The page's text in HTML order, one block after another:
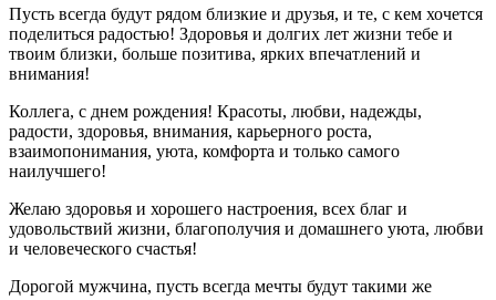
Пусть всегда будут рядом близкие и друзья, и те, с кем хочется
поделиться радостью! Здоровья и долгих лет жизни тебе и
твоим близки, больше позитива, ярких впечатлений и
внимания!
Коллега, с днем рождения! Красоты, любви, надежды,
радости, здоровья, внимания, карьерного роста,
взаимопонимания, уюта, комфорта и только самого
наилучшего!
Желаю здоровья и хорошего настроения, всех благ и
удовольствий жизни, благополучия и домашнего уюта, любви
и человеческого счастья!
Дорогой мужчина, пусть всегда мечты будут такими же